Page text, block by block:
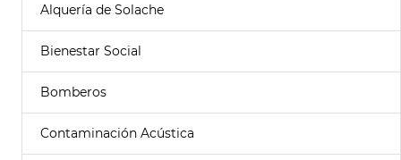
Alquería de Solache
Bienestar Social
Bomberos
Contaminación Acústica